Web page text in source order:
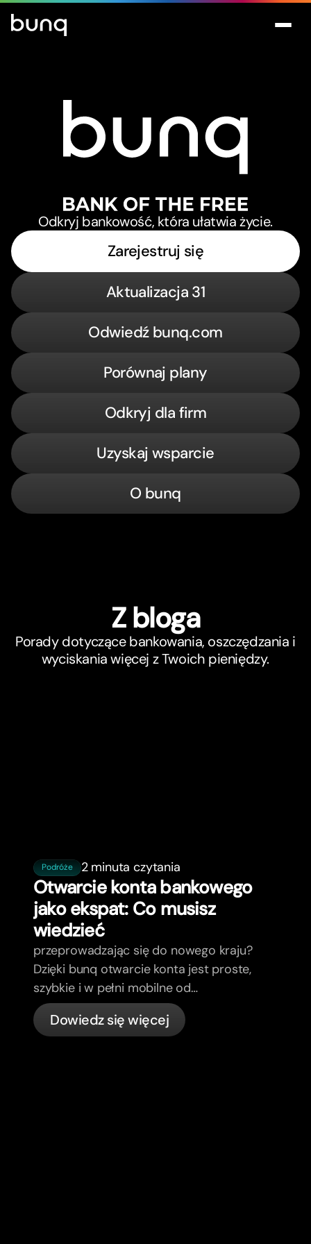
Odkryj bankowość, która ułatwia życie.
Zarejestruj się
Aktualizacja 31
Odwiedź bunq.com
Porównaj plany
Odkryj dla firm
Uzyskaj wsparcie
O bunq
Z bloga
Porady dotyczące bankowania, oszczędzania i
wyciskania więcej z Twoich pieniędzy.
Podróże 2 minuta czytania
Otwarcie konta bankowego
jako ekspat: Co musisz
wiedzieć
przeprowadzając się do nowego kraju?
Dzięki bunq otwarcie konta jest proste,
szybkie i w pełni mobilne od
pierwszego dnia.
Dowiedz się więcej